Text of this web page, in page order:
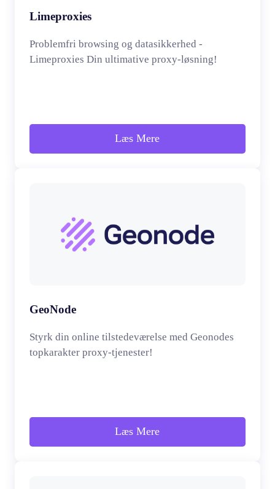
Limeproxies
Problemfri browsing og datasikkerhed -
Limeproxies Din ultimative proxy-løsning!
Læs Mere
GeoNode
Styrk din online tilstedeværelse med Geonodes
topkarakter proxy-tjenester!
Læs Mere